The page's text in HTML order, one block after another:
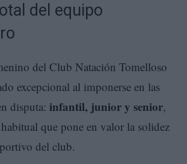
del equipo
del Club Natación Tomelloso
excepcional al imponerse en las
disputa: infantil, junior y senior,
que pone en valor la solidez
del club.